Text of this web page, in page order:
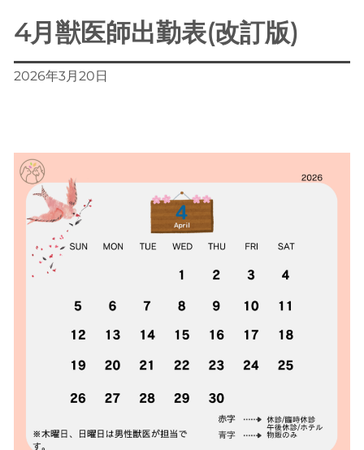
4月獣医師出勤表(改訂版)
2026年3月20日